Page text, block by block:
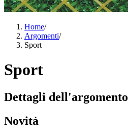
Home/
Argomenti/
Sport
Sport
Dettagli dell'argomento
Novità